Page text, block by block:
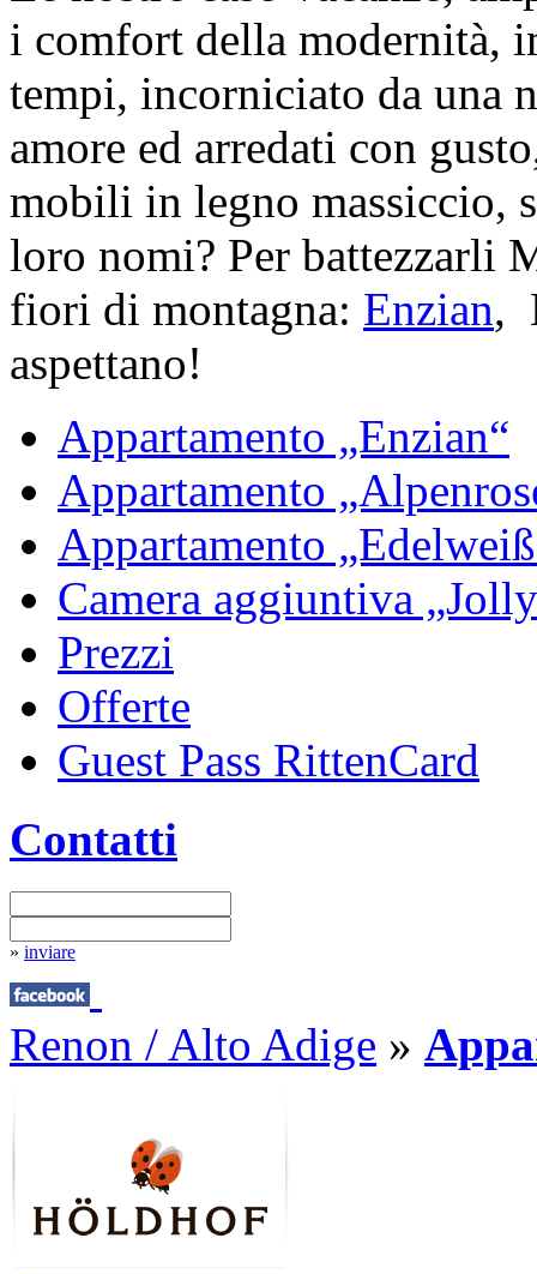
i comfort della modernità,
tempi, incorniciato da una
amore ed arredati con
mobili in legno massiccio,
loro nomi? Per battezzarli
fiori di montagna: Enzian,
aspettano!
Appartamento „Enzian“
Appartamento
Appartamento
Camera aggiuntiva
Prezzi
Offerte
Guest Pass RittenCard
Contatti
» inviare
Renon / Alto Adige »